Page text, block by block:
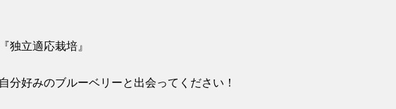
独立適応栽培』
分好みのブルーベリーと出会ってください！